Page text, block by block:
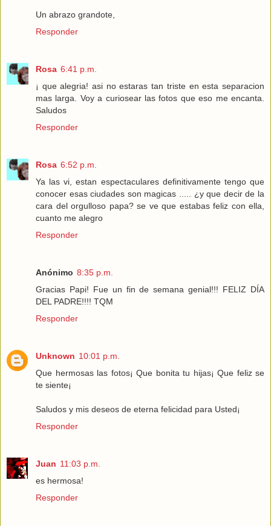
Un abrazo grandote,
Responder
Rosa 6:41 p.m.
¡ que alegria! asi no estaras tan triste en esta separacion
mas larga. Voy a curiosear las fotos que eso me encanta.
Saludos
Responder
Rosa 6:52 p.m.
Ya las vi, estan espectaculares definitivamente tengo que
conocer esas ciudades son magicas ..... ¿y que decir de la
cara del orgulloso papa? se ve que estabas feliz con ella,
cuanto me alegro
Responder
Anónimo 8:35 p.m.
Gracias Papi! Fue un fin de semana genial!!! FELIZ DÍA
DEL PADRE!!!! TQM
Responder
Unknown 10:01 p.m.
Que hermosas las fotos¡ Que bonita tu hijas¡ Que feliz se
te siente¡
Saludos y mis deseos de eterna felicidad para Usted¡
Responder
Juan 11:03 p.m.
es hermosa!
Responder